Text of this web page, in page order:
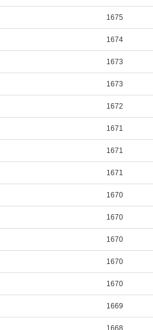
1675
1674
1673
1673
1672
1671
1671
1671
1670
1670
1670
1670
1670
1669
1668